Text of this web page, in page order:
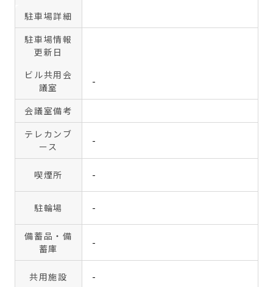
駐車場詳細
駐車場情報
更新日
ビル共用会
議室
-
会議室備考
テレカンブ
ース
-
喫煙所 -
駐輪場 -
備蓄品・備
蓄庫
-
共用施設 -